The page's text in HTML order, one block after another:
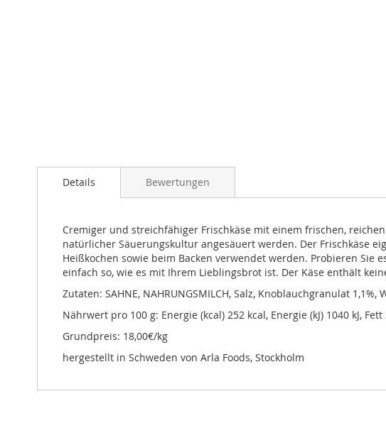
Anfang
Details
Cremiger und streichfähiger Frischkäse mit einem frischen,
natürlicher Säuerungskultur angesäuert werden. Der Frischkäse
Heißkochen sowie beim Backen verwendet werden. Probieren Sie
einfach so, wie es mit Ihrem Lieblingsbrot ist. Der Käse enthält
Zutaten: SAHNE, NAHRUNGSMILCH, Salz, Knoblauchgranulat
Nährwert pro 100 g: Energie (kcal) 252 kcal, Energie (kJ) 1040 kJ,
Grundpreis: 18,00€/kg
hergestellt in Schweden von Arla Foods, Stockholm
Bewertungen